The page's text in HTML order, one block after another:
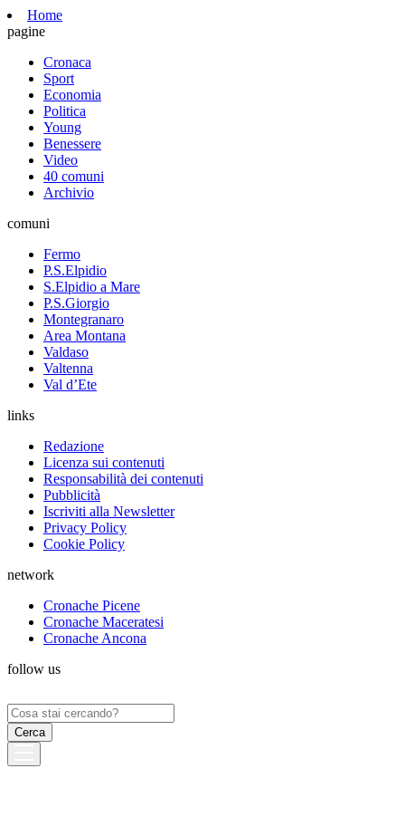
Home
pagine
Cronaca
Sport
Economia
Politica
Young
Benessere
Video
40 comuni
Archivio
comuni
Fermo
P.S.Elpidio
S.Elpidio a Mare
P.S.Giorgio
Montegranaro
Area Montana
Valdaso
Valtenna
Val d’Ete
links
Redazione
Licenza sui contenuti
Responsabilità dei contenuti
Pubblicità
Iscriviti alla Newsletter
Privacy Policy
Cookie Policy
network
Cronache Picene
Cronache Maceratesi
Cronache Ancona
follow us
Ricerca
per: